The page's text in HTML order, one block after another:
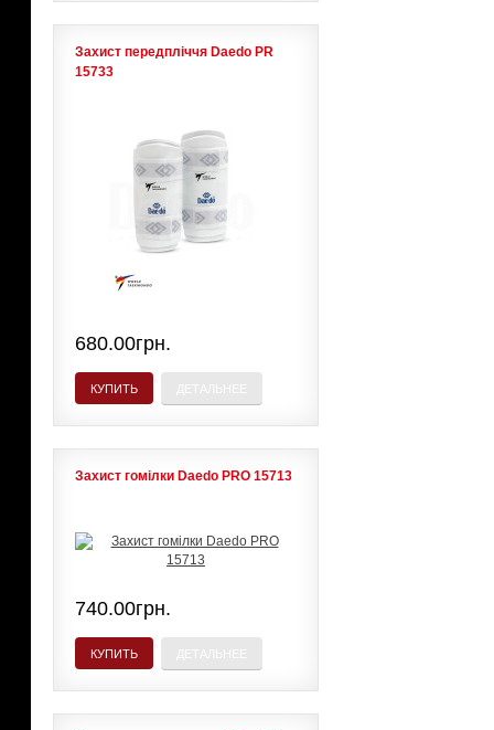
Захист передпліччя Daedo PR
15733
680.00грн.
КУПИТЬ
Захист гомілки Daedo PRO 15713
740.00грн.
КУПИТЬ